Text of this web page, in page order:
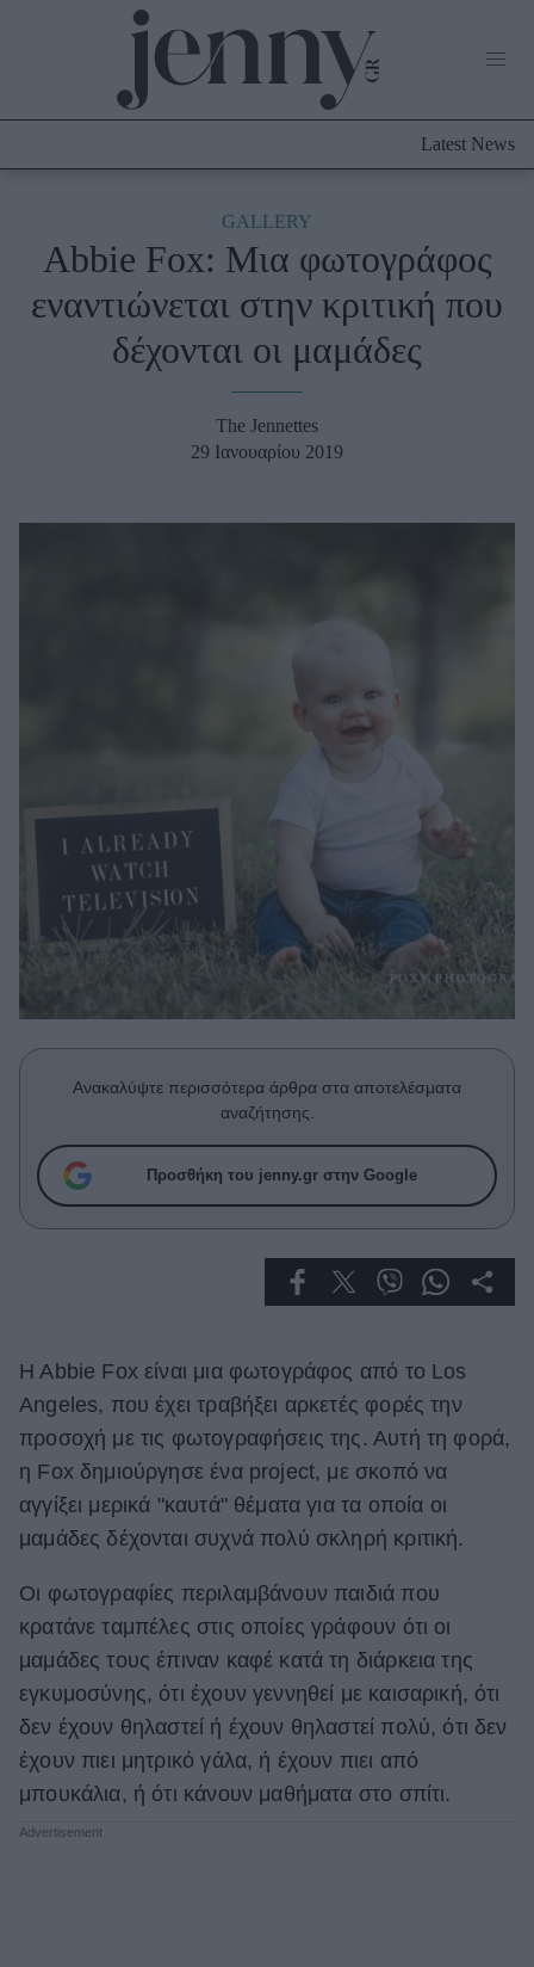
Culture
Fashion
Shopping
Beauty - Ομορφιά
Μαλλιά - Νύχια
Woman Power
Parenting
Working Girl
Real Women
Πρόσωπα
Celebrities
True Stories
Ask the Guru
Success Stories
Living
Deco
Cooking
Green
Αφιερώματα
ΒΟΞ
Χωρίς Ταμπέλες
Women's Forum
Latest News
GALLERY
Abbie Fox: Μια φωτογράφος
εναντιώνεται στην κριτική που
δέχονται οι μαμάδες
The Jennettes
29 Ιανουαρίου 2019
Ανακαλύψτε περισσότερα άρθρα στα αποτελέσματα
αναζήτησης.
Προσθήκη του jenny.gr στην Google
H Abbie Fox είναι μια φωτογράφος από το Los
Angeles, που έχει τραβήξει αρκετές φορές την
προσοχή με τις φωτογραφήσεις της. Αυτή τη φορά,
η Fox δημιούργησε ένα project, με σκοπό να
αγγίξει μερικά "καυτά" θέματα για τα οποία οι
μαμάδες δέχονται συχνά πολύ σκληρή κριτική.
Οι φωτογραφίες περιλαμβάνουν παιδιά που
κρατάνε ταμπέλες στις οποίες γράφουν ότι οι
μαμάδες τους έπιναν καφέ κατά τη διάρκεια της
εγκυμοσύνης, ότι έχουν γεννηθεί με καισαρική, ότι
δεν έχουν θηλαστεί ή έχουν θηλαστεί πολύ, ότι δεν
έχουν πιει μητρικό γάλα, ή έχουν πιει από
μπουκάλια, ή ότι κάνουν μαθήματα στο σπίτι.